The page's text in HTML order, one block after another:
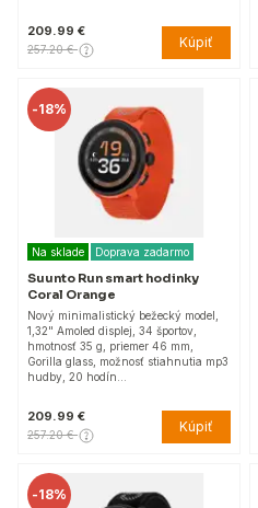
209.99 €
257.20 € Kúpiť
-18%
Na sklade Doprava zadarmo
Suunto Run smart hodinky
Coral Orange
Nový minimalistický bežecký model,
1,32" Amoled displej, 34 športov,
hmotnosť 35 g, priemer 46 mm,
Gorilla glass, možnosť stiahnutia mp3
hudby, 20 hodín…
209.99 €
257.20 € Kúpiť
-18%